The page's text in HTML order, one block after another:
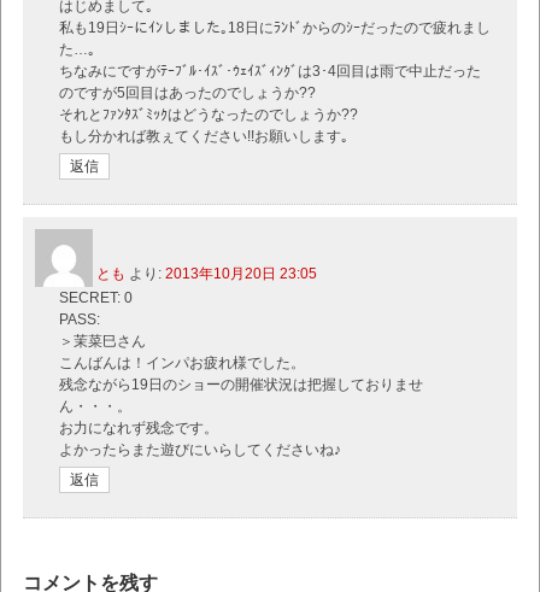
はじめまして｡
私も19日ｼｰにｲﾝしました｡18日にﾗﾝﾄﾞからのｼｰだったので疲れまし
た…｡
ちなみにですがﾃｰﾌﾞﾙ･ｲｽﾞ･ｳｪｲｽﾞｨﾝｸﾞは3･4回目は雨で中止だった
のですが5回目はあったのでしょうか??
それとﾌｧﾝﾀｽﾞﾐｯｸはどうなったのでしょうか??
もし分かれば教ぇてください!!お願いします｡
返信
とも より: 2013年10月20日 23:05
SECRET: 0
PASS:
＞茉菜巳さん
こんばんは！インパお疲れ様でした。
残念ながら19日のショーの開催状況は把握しておりませ
ん・・・。
お力になれず残念です。
よかったらまた遊びにいらしてくださいね♪
返信
コメントを残す